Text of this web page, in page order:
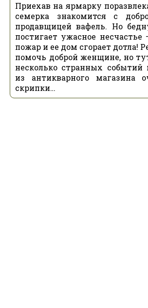
Приехав на ярмарку
семерка знакомится с
продавщицей вафель. Но
постигает ужасное несчастье
пожар и ее дом сгорает дотла!
помочь доброй женщине, но
несколько странных
из антикварного магазина
скрипки…